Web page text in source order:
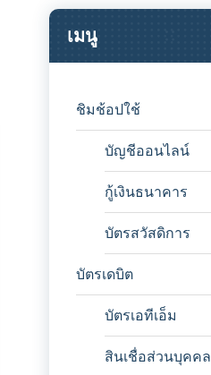
เมนู
ชิมช้อปใช้
บัญชีออนไลน์
กู้เงินธนาคาร
บัตรสวัสดิการ
บัตรเดบิต
บัตรเอทีเอ็ม
สินเชื่อส่วนบุคคล